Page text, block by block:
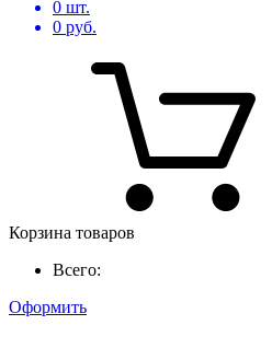
0 шт.
0 руб.
Корзина товаров
Всего:
Оформить